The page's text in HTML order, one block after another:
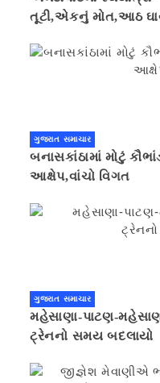
તૂટી,એકનું મોત,આઠ
ગુજરાત સમાચાર
બનાસકાંઠામાં મોટું
આક્ષેપ,વાંચો વિગત
ગુજરાત સમાચાર
મહેસાણા-પાટણ-
ટ્રેનનો સમય બદલાયો